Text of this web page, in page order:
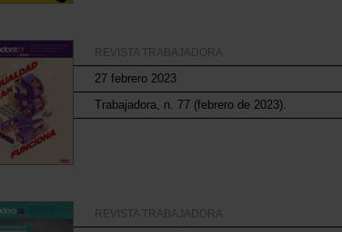
REVISTA TRABAJADORA
27 febrero 2023
Trabajadora, n. 77 (febrero de 2023).
REVISTA TRABAJADORA